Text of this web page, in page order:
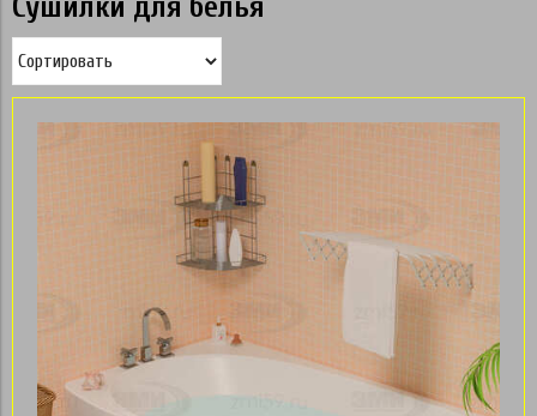
Цена
1 200 1 400
Сушилки для белья